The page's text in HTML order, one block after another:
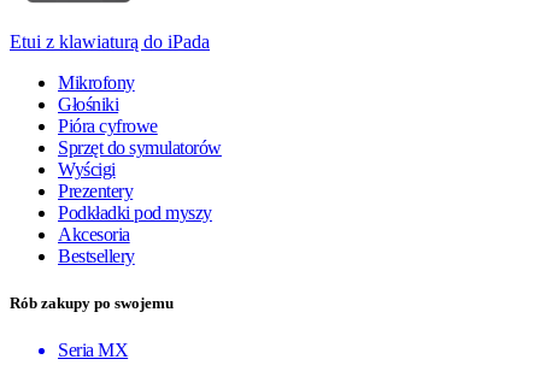
Etui z klawiaturą do iPada
Mikrofony
Głośniki
Pióra cyfrowe
Sprzęt do symulatorów
Wyścigi
Prezentery
Podkładki pod myszy
Akcesoria
Bestsellery
Rób zakupy po swojemu
Seria MX